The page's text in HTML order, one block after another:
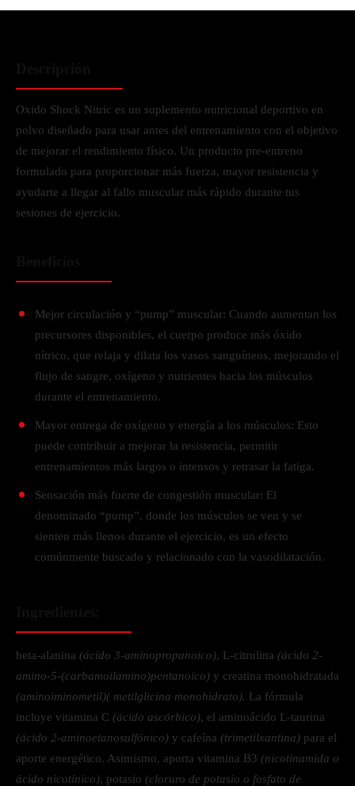
Oxido Shock Nitric es un suplemento nutricional deportivo en
polvo diseñado para usar antes del entrenamiento con el objetivo
de mejorar el rendimiento físico. Un producto pre-entreno
formulado para proporcionar más fuerza, mayor resistencia y
ayudarte a llegar al fallo muscular más rápido durante tus
sesiones de ejercicio.
Mejor circulación y “pump” muscular: Cuando aumentan los
precursores disponibles, el cuerpo produce más óxido
nítrico, que relaja y dilata los vasos sanguíneos, mejorando el
flujo de sangre, oxígeno y nutrientes hacia los músculos
durante el entrenamiento.
Mayor entrega de oxígeno y energía a los músculos: Esto
puede contribuir a mejorar la resistencia, permitir
entrenamientos más largos o intensos y retrasar la fatiga.
Sensación más fuerte de congestión muscular: El
denominado “pump”, donde los músculos se ven y se
sienten más llenos durante el ejercicio, es un efecto
comúnmente buscado y relacionado con la vasodilatación.
beta-alanina (ácido 3-aminopropanoico), L-citrulina (ácido 2-
amino-5-(carbamoilamino)pentanoico) y creatina monohidratada
(aminoiminometil)( metilglicina monohidrato). La fórmula
incluye vitamina C (ácido ascórbico), el aminoácido L-taurina
(ácido 2-aminoetanosulfónico) y cafeína (trimetilxantina) para el
aporte energético. Asimismo, aporta vitamina B3 (nicotinamida o
ácido nicotínico), potasio (cloruro de potasio o fosfato de